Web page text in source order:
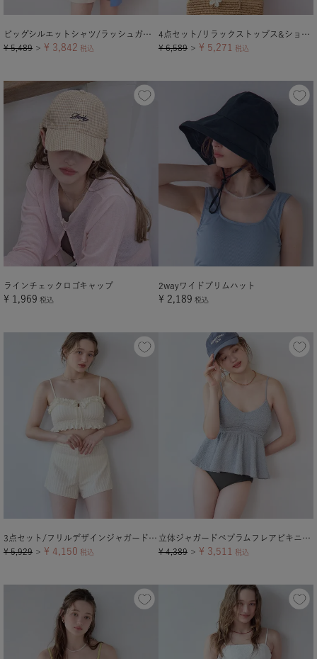
ビッグシルエットシャツ/ラッシュガード【メール便可／100】
¥ 5,489 ＞ ¥ 3,842 税込
4点セット/リラックストップス&ショートパンツ付ビキニ/水着
¥ 6,589 ＞ ¥ 5,271 税込
ラインチェックロゴキャップ
¥ 1,969 税込
2wayワイドブリムハット
¥ 2,189 税込
3点セット/フリルデザインジャガードビキニ×ショートパンツ/水着
¥ 5,929 ＞ ¥ 4,150 税込
立体ジャガードペプラムフレアビキニ/水着
¥ 4,389 ＞ ¥ 3,511 税込